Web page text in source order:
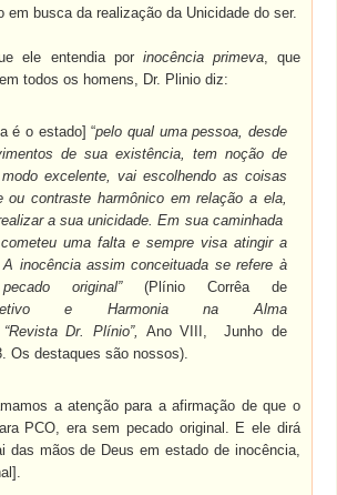
em busca da realização da Unicidade do ser.
ele entendia porinocência primeva, que
todos os homens, Dr. Plinio diz:
é o estado] “pelo qual uma pessoa, desde
de sua existência, tem noção de
excelente, vai escolhendo as coisas
ou contraste harmônico em relação a ela,
a sua unicidade. Em sua caminhada
uma falta e sempre visa atingir a
A inocência assim conceituada se refere à
original” (Plínio Corrêa de
e Harmonia na Alma
“Revista Dr. Plínio”, Ano VIII, Junho de
Os destaques são nossos).
a atenção para a afirmação de que o
PCO, era sem pecado original. E ele dirá
das mãos de Deus em estado de inocência,